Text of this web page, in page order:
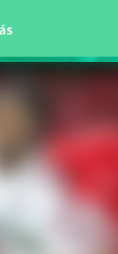
o conteúdo